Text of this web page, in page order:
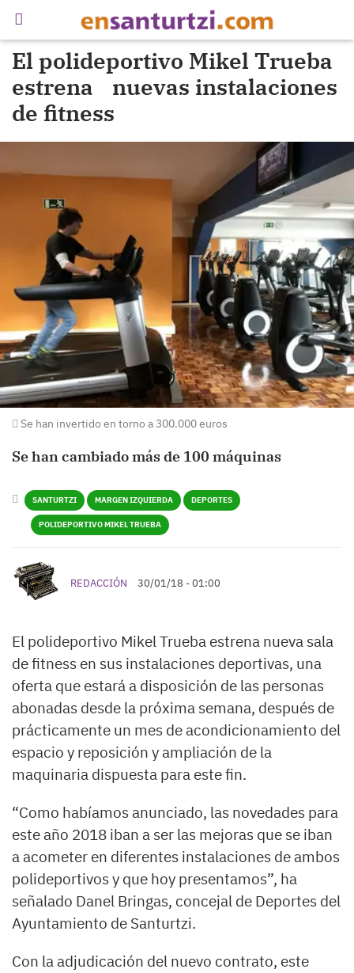
El polideportivo Mikel Trueba
estrena nuevas instalaciones
de fitness
Se han invertido en torno a 300.000 euros
Se han cambiado más de 100 máquinas
SANTURTZI MARGEN IZQUIERDA DEPORTES
POLIDEPORTIVO MIKEL TRUEBA
REDACCIÓN 30/01/18 - 01:00
El polideportivo Mikel Trueba estrena nueva sala
de fitness en sus instalaciones deportivas, una
oferta que estará a disposición de las personas
abonadas desde la próxima semana, después de
prácticamente un mes de acondicionamiento del
espacio y reposición y ampliación de la
maquinaria dispuesta para este fin.
“Como habíamos anunciado, las novedades para
este año 2018 iban a ser las mejoras que se iban
a acometer en diferentes instalaciones de ambos
polideportivos y que hoy presentamos”, ha
señalado Danel Bringas, concejal de Deportes del
Ayuntamiento de Santurtzi.
Con la adjudicación del nuevo contrato, este